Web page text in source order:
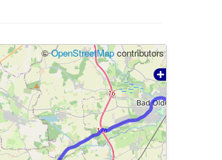
©OpenStreetMapcontributors